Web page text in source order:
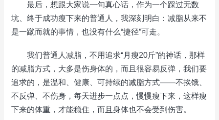
最后，想跟大家说一句真心话，作为一个踩过无数
坑、终于成功瘦下来的普通人，我深刻明白：减脂从来不
是一蹴而就的事情，也没有什么“捷径”可走。
我们普通人减脂，不用追求“月瘦20斤”的神话，那样
的减脂方式，大多是伤身体的，而且很容易反弹，我们要
追求的，是温和、健康、可持续的减脂方式——不挨饿、
不反弹、不伤身，每天进步一点点，慢慢瘦下来，这样瘦
下来的体重，才能稳住，而且身体也不会受到伤害。